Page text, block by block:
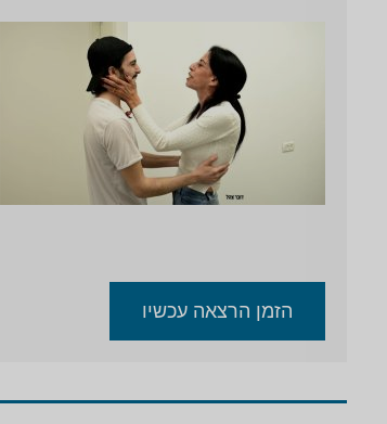
הזמן הרצאה עכשיו